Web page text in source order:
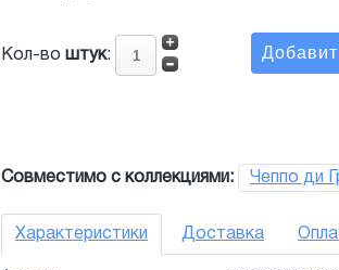
Кол-во штук:
Совместимо с коллекциями: Чеппо ди
Характеристики Доставка